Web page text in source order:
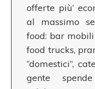
offerte più’
al massimo
food: bar
food trucks,
“domestici”,
gente